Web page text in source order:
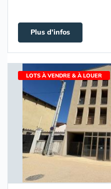
Plus d'infos
LOTS À VENDRE & À LOUER